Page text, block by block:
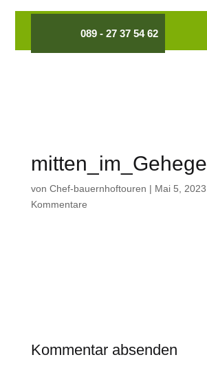
089 - 27 37 54 62
mitten_im_Gehege
von Chef-bauernhoftouren | Mai 5, 2023
Kommentare
Kommentar absenden